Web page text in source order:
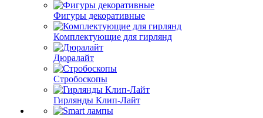
Фигуры декоративные
Комплектующие для гирлянд
Дюралайт
Стробоскопы
Гирлянды Клип-Лайт